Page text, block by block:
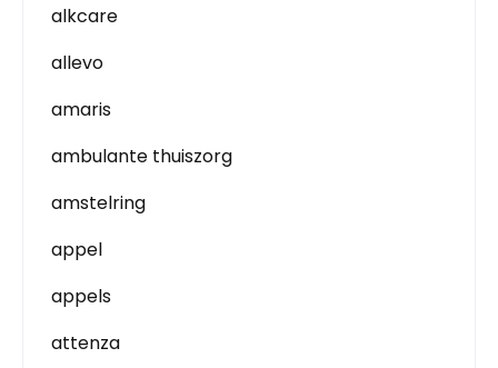
alkcare
allevo
amaris
ambulante thuiszorg
amstelring
appel
appels
attenza